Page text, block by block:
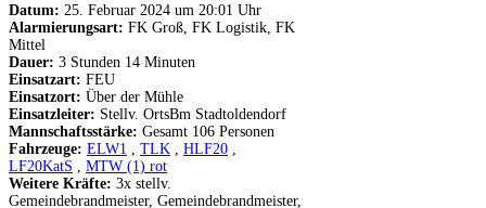
Datum: 25. Februar 2024 um 20:01 Uhr
Alarmierungsart: FK Groß, FK Logistik, FK
Mittel
Dauer: 3 Stunden 14 Minuten
Einsatzart: FEU
Einsatzort: Über der Mühle
Einsatzleiter: Stellv. OrtsBm Stadtoldendorf
Mannschaftsstärke: Gesamt 106 Personen
Fahrzeuge: ELW1 TLK HLF20
LF20KatS
MTW (1) rot
Weitere Kräfte: 3x stellv.
Gemeindebrandmeister, Gemeindebrandmeister,